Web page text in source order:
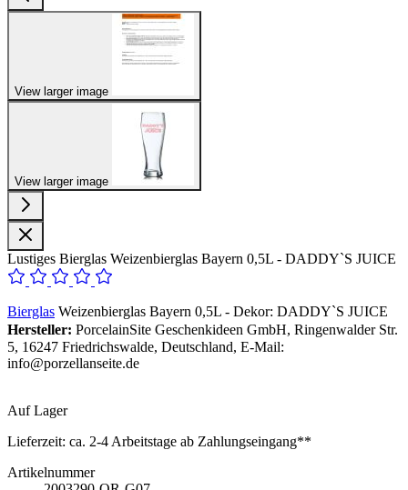
View larger image
View larger image
Lustiges Bierglas Weizenbierglas Bayern 0,5L - DADDY`S JUICE
Bierglas Weizenbierglas Bayern 0,5L - Dekor: DADDY`S JUICE
Hersteller: PorcelainSite Geschenkideen GmbH, Ringenwalder Str.
5, 16247 Friedrichswalde, Deutschland, E-Mail:
info@porzellanseite.de
Auf Lager
Lieferzeit: ca. 2-4 Arbeitstage ab Zahlungseingang**
Artikelnummer